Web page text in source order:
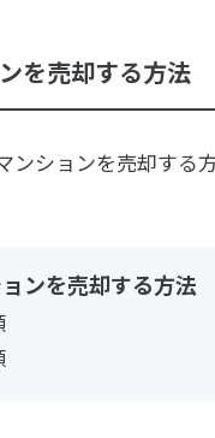
を売却する方法
ンションを売却する
ンを売却する方法